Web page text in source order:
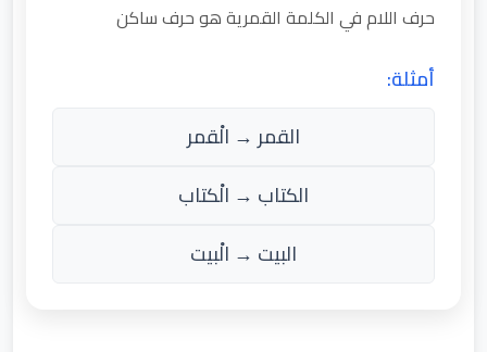
حرف اللام في الكلمة القمرية هو حرف ساكن
أمثلة:
القمر → الْقمر
الكتاب → الْكتاب
البيت → الْبيت